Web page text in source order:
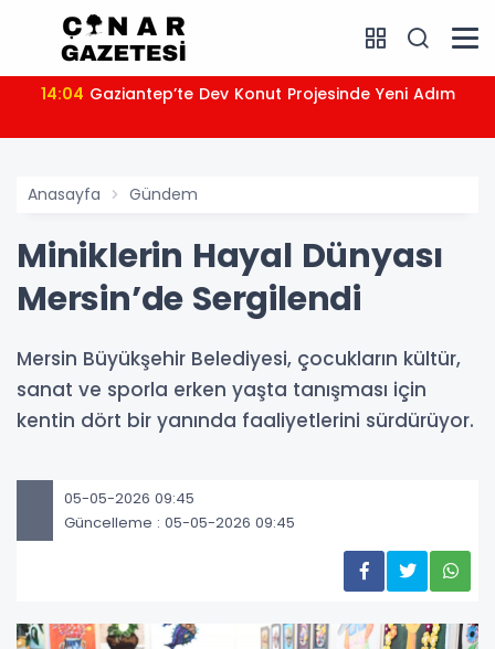
14:04 Gaziantep’te Dev Konut Projesinde Yeni Adım
Anasayfa Gündem
Miniklerin Hayal Dünyası
Mersin’de Sergilendi
Mersin Büyükşehir Belediyesi, çocukların kültür,
sanat ve sporla erken yaşta tanışması için
kentin dört bir yanında faaliyetlerini sürdürüyor.
05-05-2026 09:45
Güncelleme : 05-05-2026 09:45